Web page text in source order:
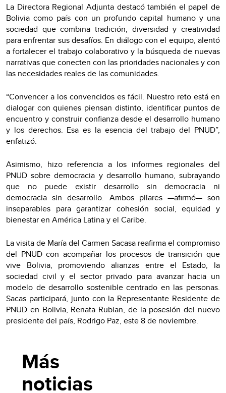
La Directora Regional Adjunta destacó también el papel de
Bolivia como país con un profundo capital humano y una
sociedad que combina tradición, diversidad y creatividad
para enfrentar sus desafíos. En diálogo con el equipo, alentó
a fortalecer el trabajo colaborativo y la búsqueda de nuevas
narrativas que conecten con las prioridades nacionales y con
las necesidades reales de las comunidades.
“Convencer a los convencidos es fácil. Nuestro reto está en
dialogar con quienes piensan distinto, identificar puntos de
encuentro y construir confianza desde el desarrollo humano
y los derechos. Esa es la esencia del trabajo del PNUD”,
enfatizó.
Asimismo, hizo referencia a los informes regionales del
PNUD sobre democracia y desarrollo humano, subrayando
que no puede existir desarrollo sin democracia ni
democracia sin desarrollo. Ambos pilares —afirmó— son
inseparables para garantizar cohesión social, equidad y
bienestar en América Latina y el Caribe.
La visita de María del Carmen Sacasa reafirma el compromiso
del PNUD con acompañar los procesos de transición que
vive Bolivia, promoviendo alianzas entre el Estado, la
sociedad civil y el sector privado para avanzar hacia un
modelo de desarrollo sostenible centrado en las personas.
Sacas participará, junto con la Representante Residente de
PNUD en Bolivia, Renata Rubian, de la posesión del nuevo
presidente del país, Rodrigo Paz, este 8 de noviembre.
Más
noticias